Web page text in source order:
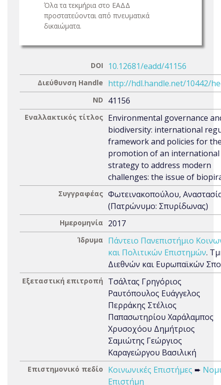
Όλα τα τεκμήρια στο ΕΑΔΔ
προστατεύονται από πνευματικά
δικαιώματα.
DOI 10.12681/eadd/41156
Διεύθυνση Handle http://hdl.handle.net/10442/
ND 41156
Εναλλακτικός τίτλος Environmental governance
biodiversity: international
framework and policies for
promotion of an international
strategy to address modern
challenges: the issue of
Συγγραφέας Φωτεινακοπούλου,
(Πατρώνυμο: Σπυρίδωνας)
Ημερομηνία 2017
Ίδρυμα
Πάντειο Πανεπιστήμιο
και Πολιτικών Επιστημών.
Διεθνών και Ευρωπαϊκών
Εξεταστική επιτροπή
Τσάλτας Γρηγόριος
Ραυτόπουλος Ευάγγελος
Περράκης Στέλιος
Παπασωτηρίου Χαράλαμπος
Χρυσοχόου Δημήτριος
Σαμιώτης Γεώργιος
Καραγεώργου Βασιλική
Επιστημονικό πεδίο Κοινωνικές Επιστήμες ➨
Επιστήμη